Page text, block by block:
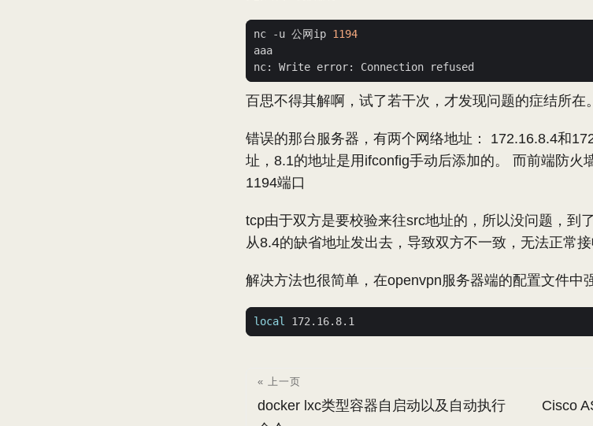
nc -u 公网ip 1194
百思不得其解啊，试了若干次，才发现问题的症结所在。
错误的那台服务器，有两个网络地址： 172.16.8.4和
址，8.1的地址是用ifconfig手动后添加的。 而前端防火
1194端口
tcp由于双方是要校验来往src地址的，所以没问题，到
从8.4的缺省地址发出去，导致双方不一致，无法正常接
解决方法也很简单，在openvpn服务器端的配置文件中
local
« 上一页
docker lxc类型容器自启动以及自动执行
Cisco